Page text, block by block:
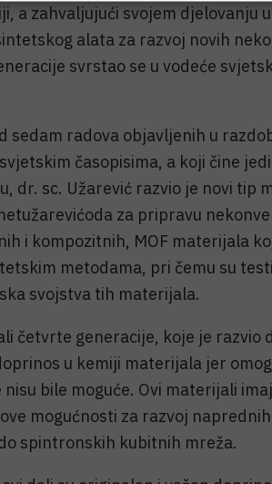
a zahvaljujući svojem djelovanju
alata za razvoj novih
svrstao se u vodeće
sedam radova objavljenih u
časopisima, a koji čine
dr. sc. Užarević razvio je novi tip
za pripravu
i kompozitnih, MOF materijala
metodama, pri čemu su
svojstva tih materijala.
četvrte generacije, koje je razvio
u kemiji materijala jer
bile moguće. Ovi materijali
mogućnosti za razvoj
spintronskih kubitnih mreža.